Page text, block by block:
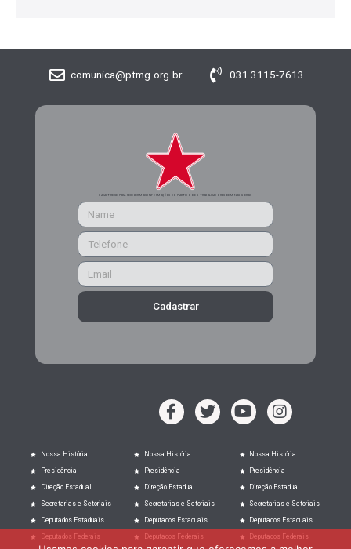
comunica@ptmg.org.br 031 3115-7613
CADASTRE-SE PARA RECEBER MAIS INFORMAÇÕES DO PARTIDO DOS TRABALHADORES DE MINAS GERAIS
Cadastrar
Nossa História
Presidência
Direção Estadual
Secretarias e Setoriais
Deputados Estaduais
Deputados Federais
Nossa História
Presidência
Direção Estadual
Secretarias e Setoriais
Deputados Estaduais
Deputados Federais
Nossa História
Presidência
Direção Estadual
Secretarias e Setoriais
Deputados Estaduais
Deputados Federais